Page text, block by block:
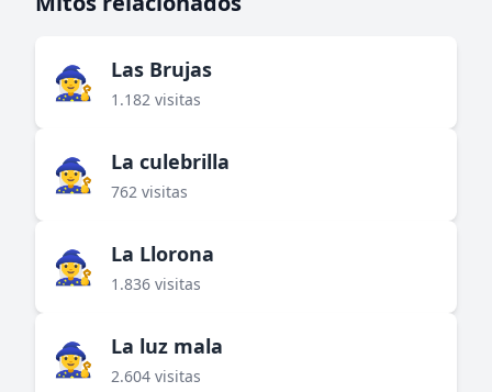
🧙‍♀️ Las Brujas
1.182 visitas
🧙‍♀️ La culebrilla
762 visitas
🧙‍♀️ La Llorona
1.836 visitas
🧙‍♀️ La luz mala
2.604 visitas